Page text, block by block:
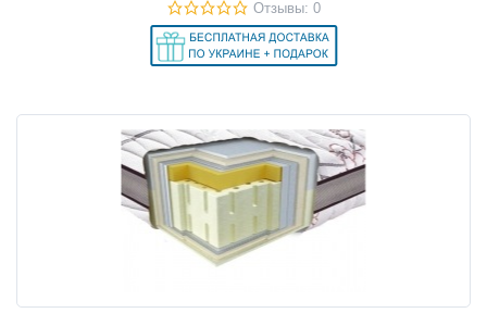
Отзывы: 0